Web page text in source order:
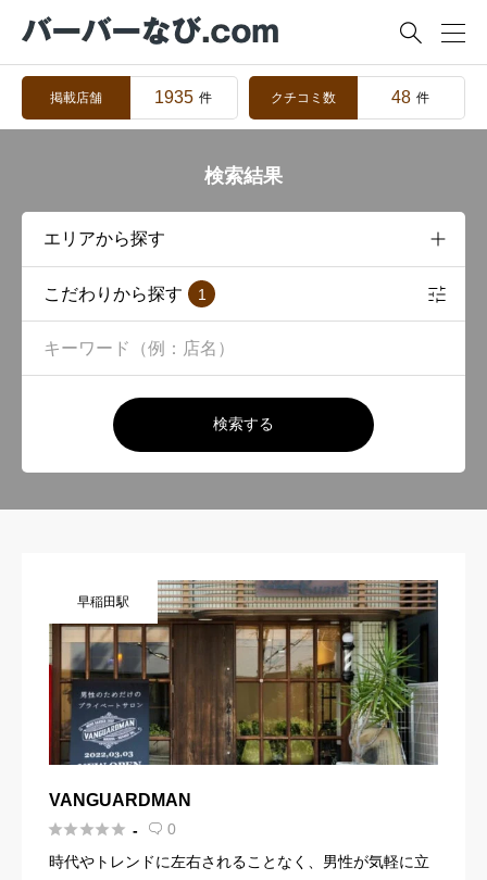

掲載店舗 1935 件 クチコミ数 48 件
検索結果
こだわりから探す 1
検索する
早稲田駅
VANGUARDMAN
 -  0
時代やトレンドに左右されることなく、男性が気軽に立